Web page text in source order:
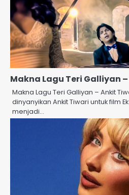
Makna Lagu Teri Galliyan
Makna Lagu Teri Galliyan – Ankit
dinyanyikan Ankit Tiwari untuk film
menjadi…